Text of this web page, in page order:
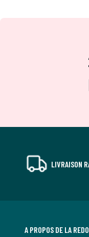
LIVRAISON
A PROPOS DE LA